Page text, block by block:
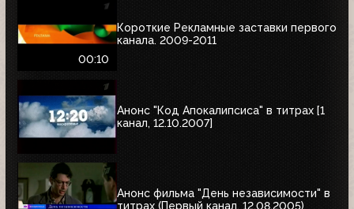
00:10
Короткие Рекламные заставки первого
канала. 2009-2011
Анонс "Код Апокалипсиса" в титрах [1
канал, 12.10.2007]
Анонс фильма "День независимости" в
титрах (Первый канал, 12.08.2005)